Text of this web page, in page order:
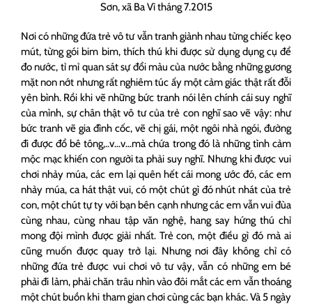
Sơn, xã Ba Vì tháng 7.2015
Nơi có những đứa trẻ vô tư vẫn tranh giành nhau từng chiếc kẹo
mút, từng gói bim bim, thích thú khi được sử dụng dụng cụ để
đo nước, tỉ mỉ quan sát sự đổi màu của nước bằng những gương
mặt non nớt nhưng rất nghiêm túc ấy một cảm giác thật rất đỗi
yên bình. Rồi khi vẽ những bức tranh nói lên chính cái suy nghĩ
của mình, sự chân thật vô tư của trẻ con nghĩ sao vẽ vậy: như
bức tranh vẽ gia đình cốc, vẽ chị gái, một ngôi nhà ngói, đường
đi được đổ bê tông,..v…v…mà chứa trong đó là những tình cảm
mộc mạc khiến con người ta phải suy nghĩ. Nhưng khi được vui
chơi nhảy múa, các em lại quên hết cái mong ước đó, các em
nhảy múa, ca hát thật vui, có một chút gì đó nhút nhát của trẻ
con, một chút tự ty với bạn bên cạnh nhưng các em vẫn vui đùa
cùng nhau, cùng nhau tập văn nghệ, hang say hứng thú chỉ
mong đội mình được giải nhất. Trẻ con, một điều gì đó mà ai
cũng muốn được quay trở lại. Nhưng nơi đây không chỉ có
những đứa trẻ được vui chơi vô tư vậy, vẫn có những em bé
phải đi làm, phải chăn trâu nhìn vào đôi mắt các em vẫn thoáng
một chút buồn khi tham gian chơi cùng các bạn khác. Và 5 ngày